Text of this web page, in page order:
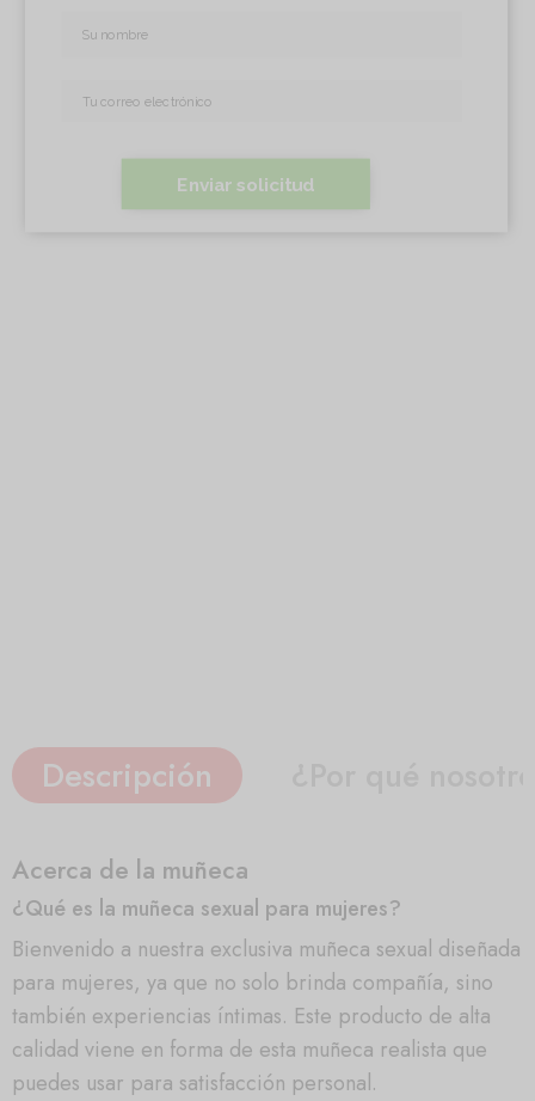
Enviar solicitud
Descripción
Acerca de la muñeca
¿Qué es la muñeca sexual para mujeres?
Bienvenido a nuestra exclusiva muñeca sexual diseñada
para mujeres, ya que no solo brinda compañía, sino
también experiencias íntimas. Este producto de alta
calidad viene en forma de esta muñeca realista que
puedes usar para satisfacción personal.